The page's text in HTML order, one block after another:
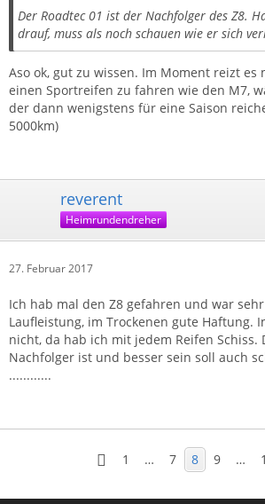
Der Roadtec 01 ist der Nachfolger des Z8.
drauf, muss als noch schauen wie er sich
Aso ok, gut zu wissen. Im Moment reizt es
einen Sportreifen zu fahren wie den M7,
der dann wenigstens für eine Saison
5000km)
reverent
Heimrundendreher
27. Februar 2017
Ich hab mal den Z8 gefahren und war
Laufleistung, im Trockenen gute Haftung.
nicht, da hab ich mit jedem Reifen Schiss.
Nachfolger ist und besser sein soll auch
............
1 … 7 8 9 …